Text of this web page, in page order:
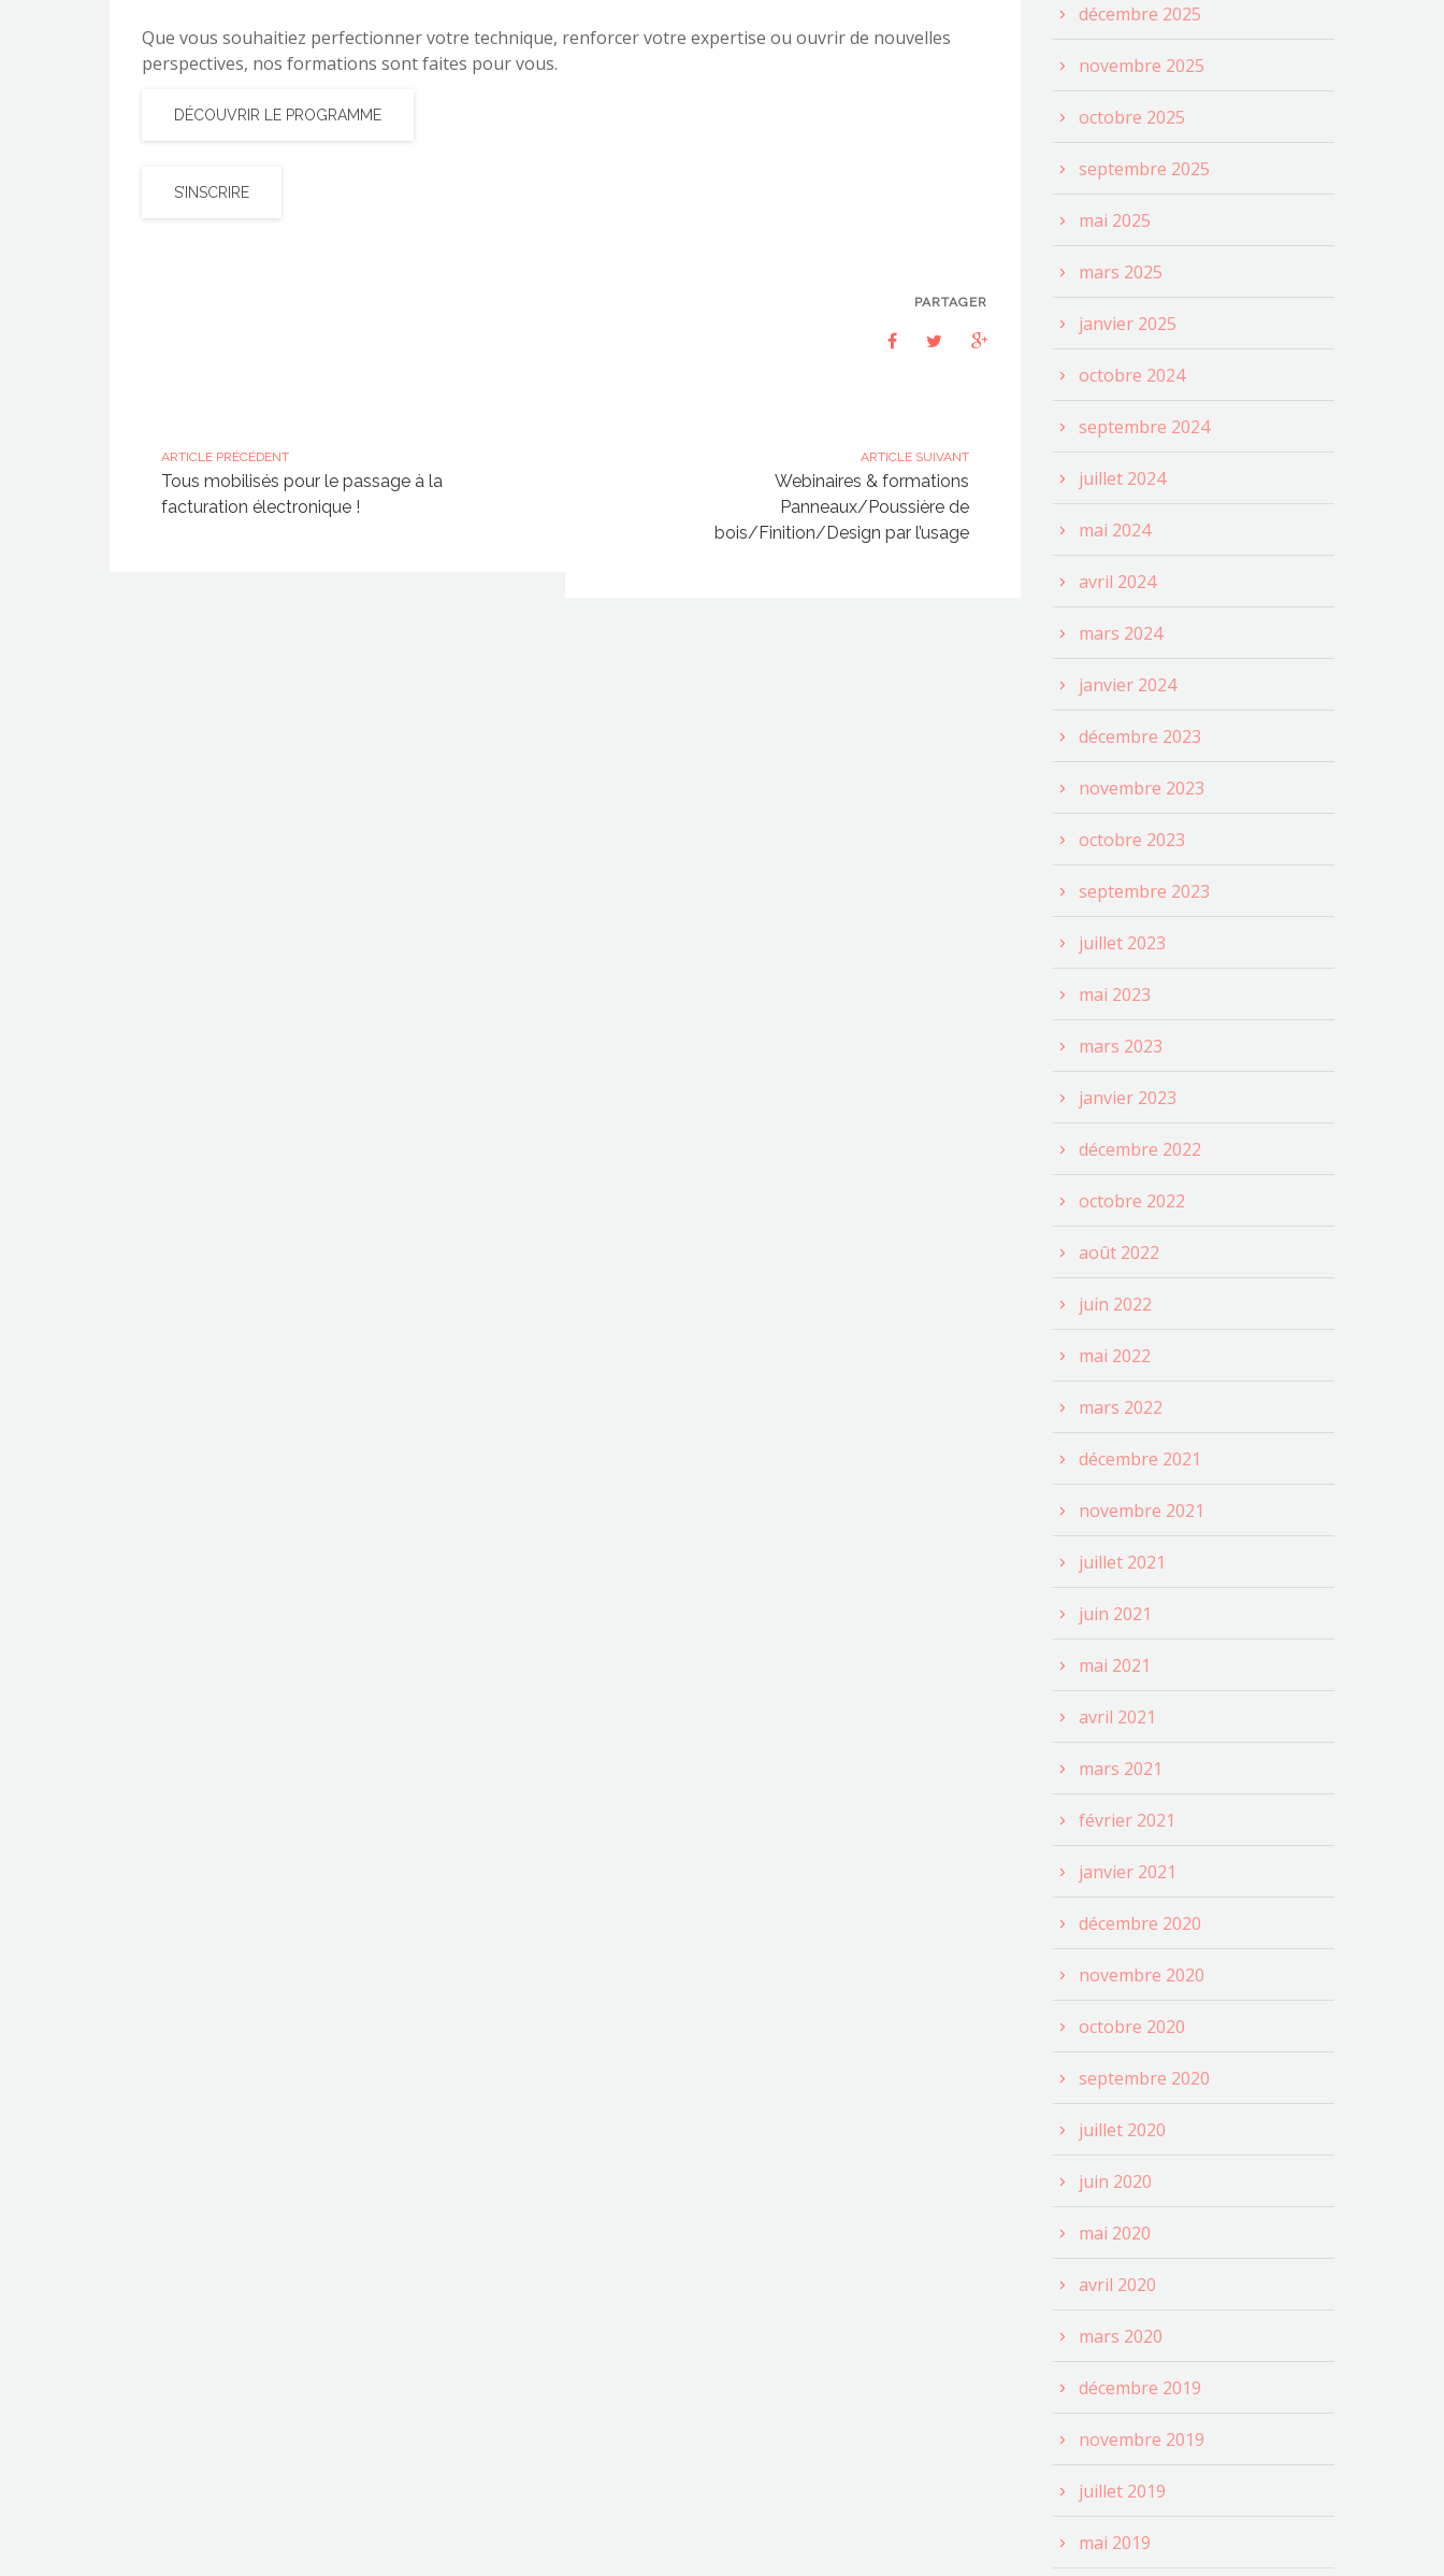
Que vous souhaitiez perfectionner votre technique, renforcer votre expertise ou ouvrir de nouvelles
perspectives, nos formations sont faites pour vous.
DÉCOUVRIR LE PROGRAMME
S’INSCRIRE
PARTAGER
ARTICLE PRÉCÉDENT
Tous mobilisés pour le passage à la
facturation électronique !
ARTICLE SUIVANT
Webinaires & formations
Panneaux/Poussière de
bois/Finition/Design par l’usage
décembre 2025
novembre 2025
octobre 2025
septembre 2025
mai 2025
mars 2025
janvier 2025
octobre 2024
septembre 2024
juillet 2024
mai 2024
avril 2024
mars 2024
janvier 2024
décembre 2023
novembre 2023
octobre 2023
septembre 2023
juillet 2023
mai 2023
mars 2023
janvier 2023
décembre 2022
octobre 2022
août 2022
juin 2022
mai 2022
mars 2022
décembre 2021
novembre 2021
juillet 2021
juin 2021
mai 2021
avril 2021
mars 2021
février 2021
janvier 2021
décembre 2020
novembre 2020
octobre 2020
septembre 2020
juillet 2020
juin 2020
mai 2020
avril 2020
mars 2020
décembre 2019
novembre 2019
juillet 2019
mai 2019